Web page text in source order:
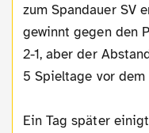
zum Spandauer SV
gewinnt gegen den
2-1, aber der
5 Spieltage vor
Ein Tag später